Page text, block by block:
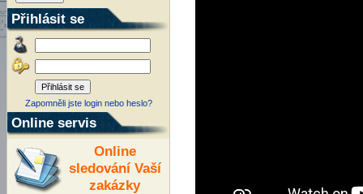
Přihlásit se
Zapomněli jste login nebo heslo?
Online servis
Online
sledování Vaší
zakázky